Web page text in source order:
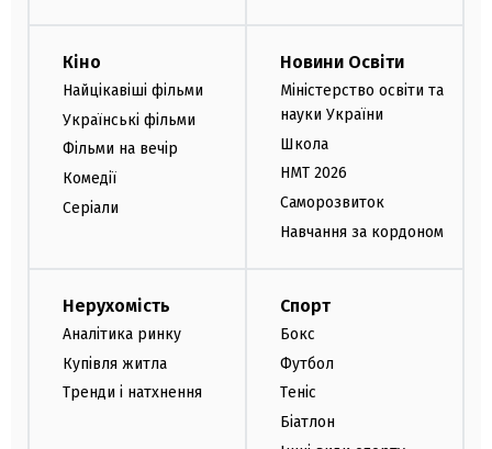
Кіно
Найцікавіші фільми
Українські фільми
Фільми на вечір
Комедії
Серіали
Новини Освіти
Міністерство освіти та
науки України
Школа
НМТ 2026
Саморозвиток
Навчання за кордоном
Нерухомість
Аналітика ринку
Купівля житла
Тренди і натхнення
Спорт
Бокс
Футбол
Теніс
Біатлон